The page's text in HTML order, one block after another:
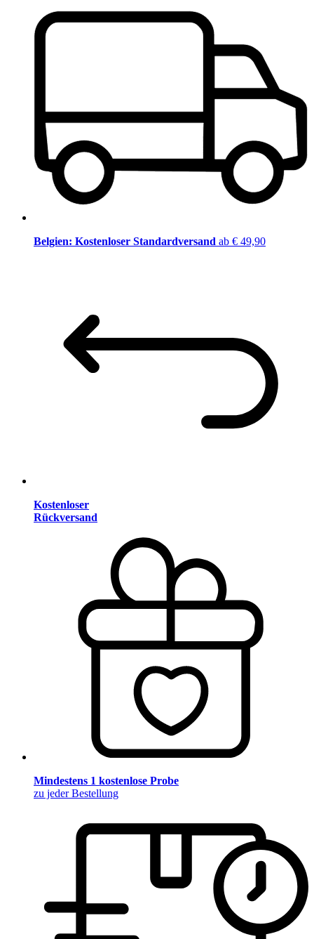
Belgien: Kostenloser Standardversand ab € 49,90
Kostenloser
Rückversand
Mindestens 1 kostenlose Probe
zu jeder Bestellung